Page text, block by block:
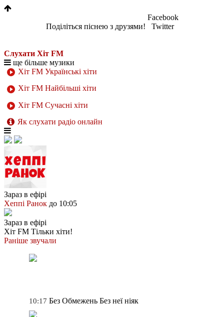
Поділіться піснею з друзями!
Facebook
Twitter
Слухати Хіт FM
ще більше музики
Хіт FM Українські хіти
Хіт FM Найбільші хіти
Хіт FM Сучасні хіти
Як слухати радіо онлайн
Зараз в ефірі
Хеппі Ранок до 10:05
Зараз в ефірі
Хіт FM Тільки хіти!
Раніше звучали
10:17 Без Обмежень Без неї ніяк